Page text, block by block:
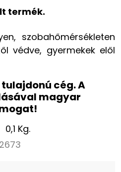
termék.
szobahőmérsékleten
védve, gyermekek elől
cég. A
magyar
0,1 Kg.